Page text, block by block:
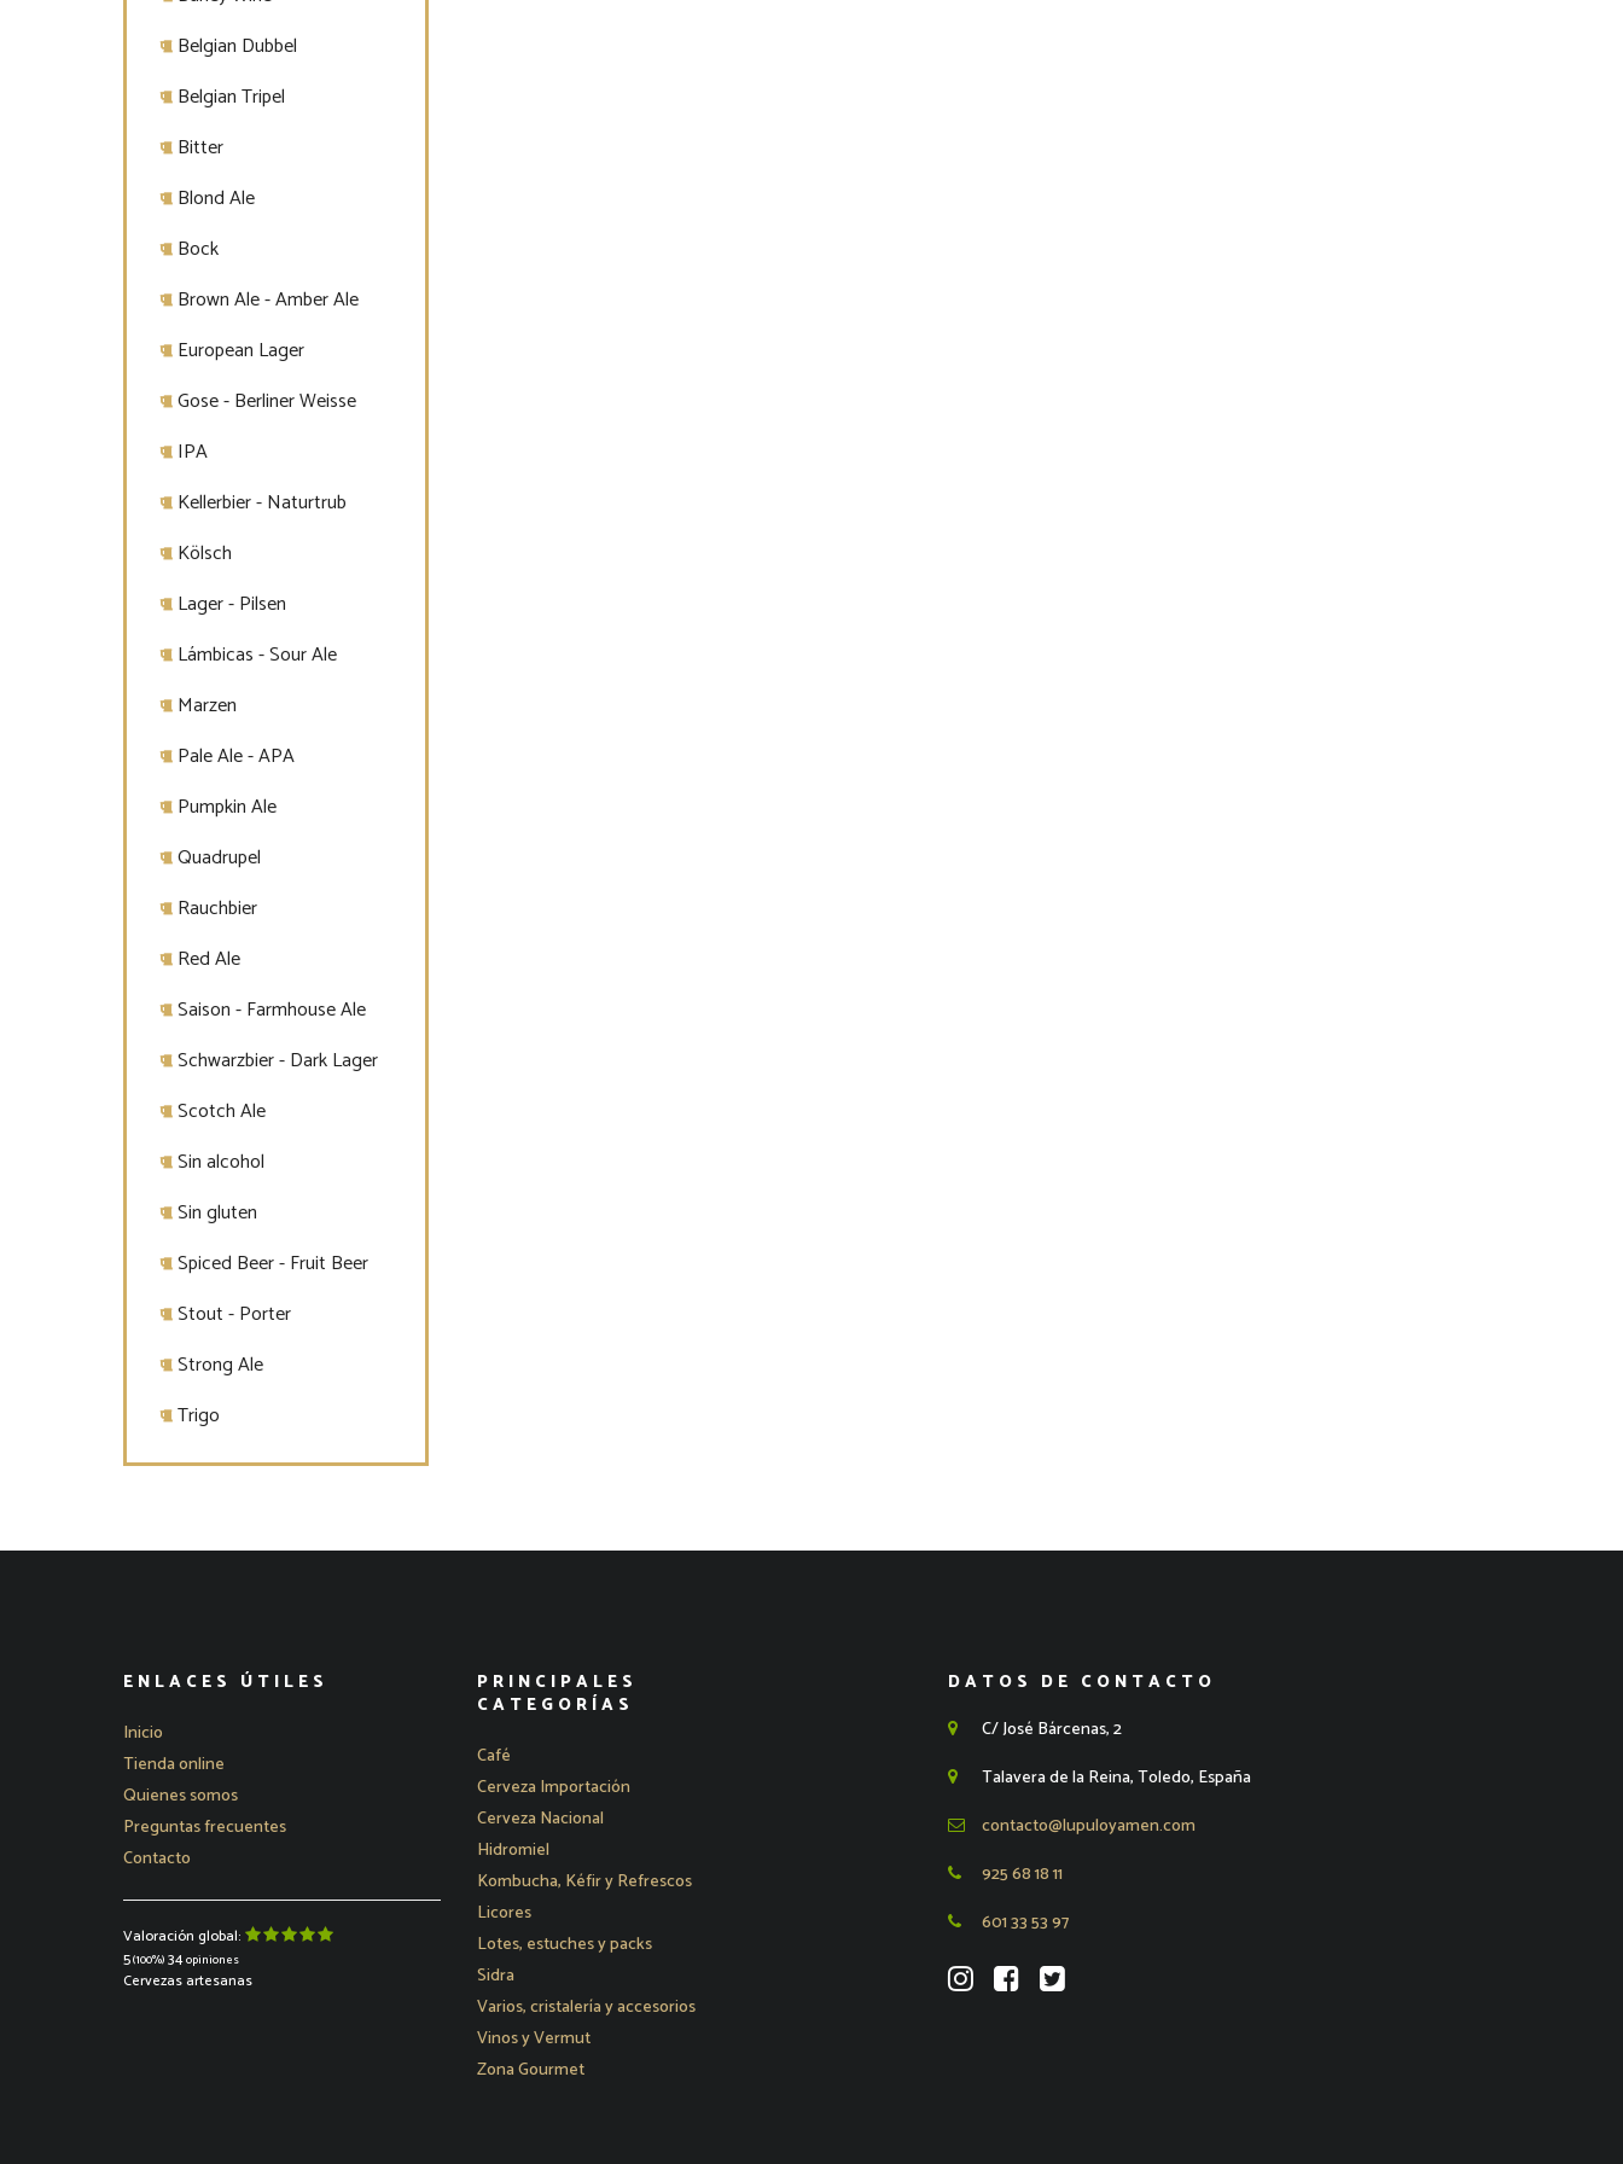
Belgian Dubbel
Belgian Tripel
Bitter
Blond Ale
Bock
Brown Ale - Amber Ale
European Lager
Gose - Berliner Weisse
IPA
Kellerbier - Naturtrub
Kölsch
Lager - Pilsen
Lámbicas - Sour Ale
Marzen
Pale Ale - APA
Pumpkin Ale
Quadrupel
Rauchbier
Red Ale
Saison - Farmhouse Ale
Schwarzbier - Dark Lager
Scotch Ale
Sin alcohol
Sin gluten
Spiced Beer - Fruit Beer
Stout - Porter
Strong Ale
Trigo
ENLACES ÚTILES
Inicio
Tienda online
Quienes somos
Preguntas frecuentes
Contacto
Valoración global:
5(100%)34opiniones
Cervezas artesanas
PRINCIPALES
CATEGORÍAS
Café
Cerveza Importación
Cerveza Nacional
Hidromiel
Kombucha, Kéfir y Refrescos
Licores
Lotes, estuches y packs
Sidra
Varios, cristalería y accesorios
Vinos y Vermut
Zona Gourmet
DATOS DE CONTACTO
C/ José Bárcenas, 2
Talavera de la Reina, Toledo, España
contacto@lupuloyamen.com
925 68 18 11
601 33 53 97